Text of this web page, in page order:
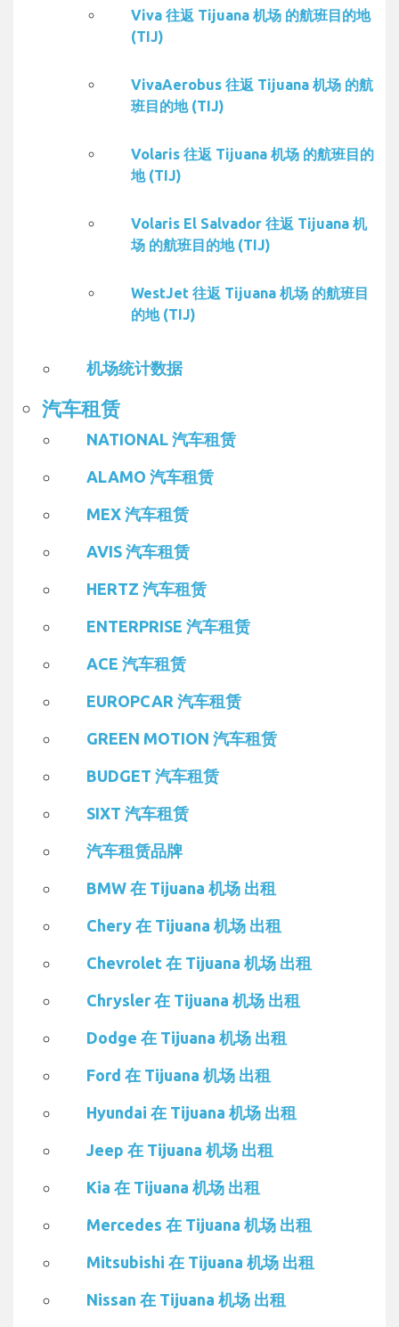
Viva 往返 Tijuana 机场 的航班目的地
(TIJ)
VivaAerobus 往返 Tijuana 机场 的航
班目的地 (TIJ)
Volaris 往返 Tijuana 机场 的航班目的
地 (TIJ)
Volaris El Salvador 往返 Tijuana 机
场 的航班目的地 (TIJ)
WestJet 往返 Tijuana 机场 的航班目
的地 (TIJ)
机场统计数据
汽车租赁
NATIONAL 汽车租赁
ALAMO 汽车租赁
MEX 汽车租赁
AVIS 汽车租赁
HERTZ 汽车租赁
ENTERPRISE 汽车租赁
ACE 汽车租赁
EUROPCAR 汽车租赁
GREEN MOTION 汽车租赁
BUDGET 汽车租赁
SIXT 汽车租赁
汽车租赁品牌
BMW 在 Tijuana 机场 出租
Chery 在 Tijuana 机场 出租
Chevrolet 在 Tijuana 机场 出租
Chrysler 在 Tijuana 机场 出租
Dodge 在 Tijuana 机场 出租
Ford 在 Tijuana 机场 出租
Hyundai 在 Tijuana 机场 出租
Jeep 在 Tijuana 机场 出租
Kia 在 Tijuana 机场 出租
Mercedes 在 Tijuana 机场 出租
Mitsubishi 在 Tijuana 机场 出租
Nissan 在 Tijuana 机场 出租